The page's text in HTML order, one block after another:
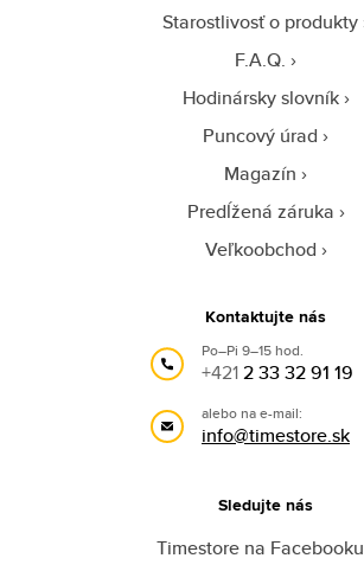
Starostlivosť o produkty
F.A.Q.
Hodinársky slovník
Puncový úrad
Magazín
Predĺžená záruka
Veľkoobchod
Kontaktujte nás
Po–Pi 9–15 hod.
+4212 33 32 91 19
alebo na e-mail:
info@timestore.sk
Sledujte nás
Timestore na Facebooku